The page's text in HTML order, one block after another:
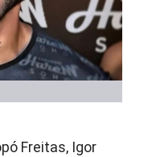
Freitas, Igor